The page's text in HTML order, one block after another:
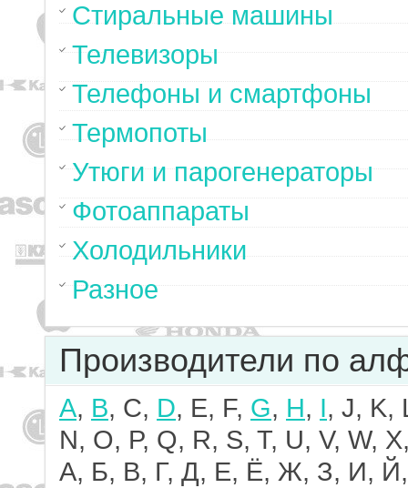
Стиральные машины
Телевизоры
Телефоны и смартфоны
Термопоты
Утюги и парогенераторы
Фотоаппараты
Холодильники
Разное
Производители по
A, B, C, D, E, F, G, H, I, J, K,
N, O, P, Q, R, S, T, U, V, W,
А, Б, В, Г, Д, Е, Ё, Ж, З, И, Й,